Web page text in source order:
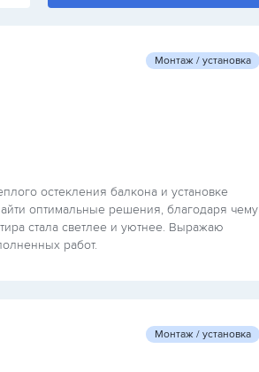
Монтаж / установка
остекления балкона и установке
оптимальные решения, благодаря чему
стала светлее и уютнее. Выражаю
работ.
Монтаж / установка